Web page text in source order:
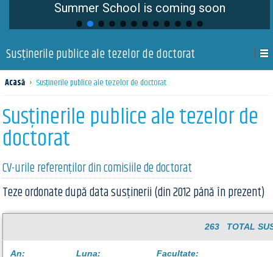
Summer School is coming soon
Susţinerile publice ale tezelor de doctorat
Acasă › Susţinerile publice ale tezelor de doctorat
Susţinerile publice ale tezelor de
doctorat
CV-urile referenților din comisiile de doctorat
Teze ordonate după data susținerii (din 2012 până în prezent)
263 TOTAL
An: Luna: Facultate: